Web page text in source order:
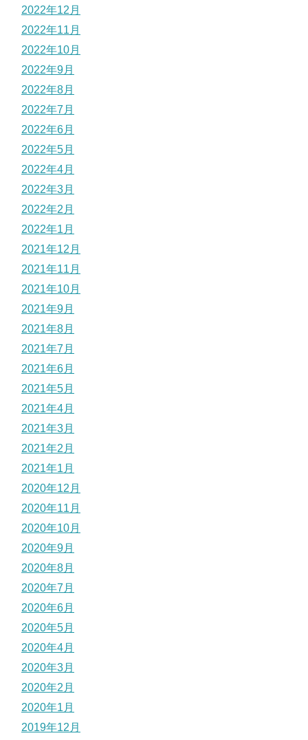
2022年12月
2022年11月
2022年10月
2022年9月
2022年8月
2022年7月
2022年6月
2022年5月
2022年4月
2022年3月
2022年2月
2022年1月
2021年12月
2021年11月
2021年10月
2021年9月
2021年8月
2021年7月
2021年6月
2021年5月
2021年4月
2021年3月
2021年2月
2021年1月
2020年12月
2020年11月
2020年10月
2020年9月
2020年8月
2020年7月
2020年6月
2020年5月
2020年4月
2020年3月
2020年2月
2020年1月
2019年12月